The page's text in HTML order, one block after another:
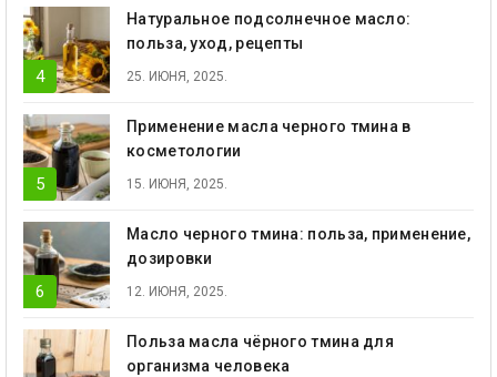
Натуральное подсолнечное масло:
польза, уход, рецепты
25. ИЮНЯ, 2025.
Применение масла черного тмина в
косметологии
15. ИЮНЯ, 2025.
Масло черного тмина: польза, применение,
дозировки
12. ИЮНЯ, 2025.
Польза масла чёрного тмина для
организма человека